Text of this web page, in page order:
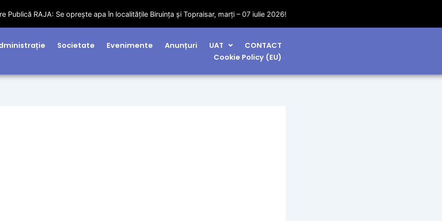
Biruința și Topraisar, marți – 07 iulie 2026!
Societate Evenimente Anunțuri UAT
CONTACT
Cookie Policy (EU)